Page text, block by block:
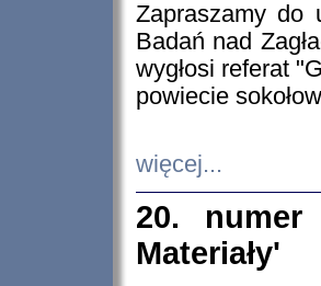
Zapraszamy do
Badań nad
wygłosi referat
powiecie
więcej...
20. numer
Materiały'